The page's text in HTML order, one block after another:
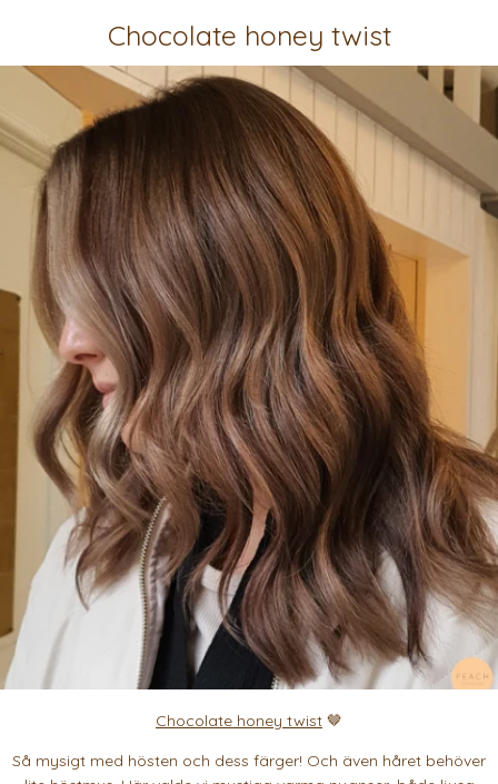
Chocolate honey twist
Chocolate honey twist 🤎
Så mysigt med hösten och dess färger! Och även håret behöver